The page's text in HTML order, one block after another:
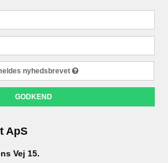
nyhedsbrevet
GODKEND
ApS
Vej 15.